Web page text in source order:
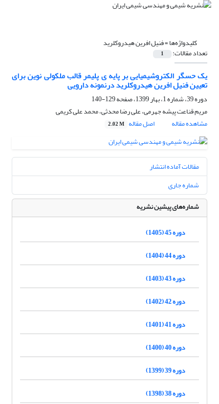
کلیدواژه‌ها =فنیل افرین هیدروکلرید
تعداد مقالات: 1
یک حسگر الکتروشیمیایی بر پایه ی پلیمر قالب ملکولی نوین برای
تعیین فنیل افرین هیدروکلرید درنمونه دارویی
دوره 39، شماره 1، بهار 1399، صفحه
129-140
مریم قناعت پیشه جهرمی، علی رضا محدثی، محمد علی کریمی
مشاهده مقاله
اصل مقاله 2.02 M
مقالات آماده انتشار
شماره جاری
شماره‌های پیشین نشریه
دوره 45 (1405)
دوره 44 (1404)
دوره 43 (1403)
دوره 42 (1402)
دوره 41 (1401)
دوره 40 (1400)
دوره 39 (1399)
دوره 38 (1398)